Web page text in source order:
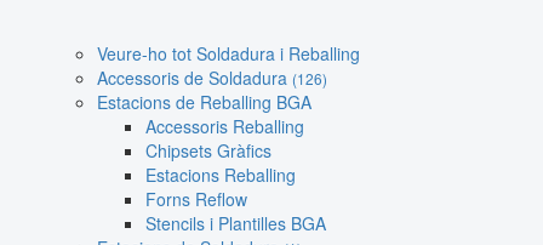
Veure-ho tot Soldadura i Reballing
Accessoris de Soldadura (126)
Estacions de Reballing BGA
Accessoris Reballing
Chipsets Gràfics
Estacions Reballing
Forns Reflow
Stencils i Plantilles BGA